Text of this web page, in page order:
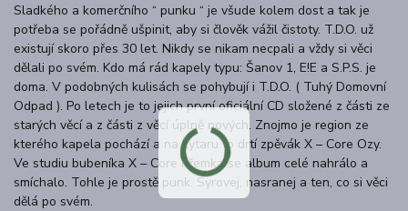
Sladkého a komerčního “ punku “ je všude kolem dost a tak je
potřeba se pořádně ušpinit, aby si člověk vážil čistoty. T.D.O. už
existují skoro přes 30 let. Nikdy se nikam necpali a vždy si věci
dělali po svém. Kdo má rád kapely typu: Šanov 1, E!E a S.P.S. je
doma. V podobných kulisách se pohybují i T.D.O. ( Tuhý Domovní
Odpad ). Po letech je to jejich první oficiální CD složené z části ze
starých věcí a z části z věcí úplně nových. Znojmo je region ze
kterého kapela pochází a na kytaru to drtí zpěvák X – Core Ozy.
Ve studiu bubeníka X – Core Přemka se album celé nahrálo a
smíchalo. Tohle je prostě punk. Syrovej, nasranej a ten, co si věci
dělá po svém.